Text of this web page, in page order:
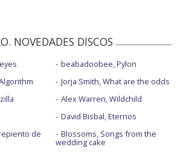
NOVEDADES DISCOS
de
beabadoobee, Pylon
Jorja Smith, What are the odds
Alex Warren, Wildchild
David Bisbal, Eternos
Blossoms, Songs from the
wedding cake